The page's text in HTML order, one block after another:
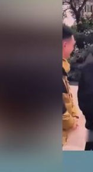
看守所辅警收受
宇树科技王兴
五粮液渠道价
CIA被曝已秘密
U17国足1分钟轰
泰国一女公务
法国下周开始禁